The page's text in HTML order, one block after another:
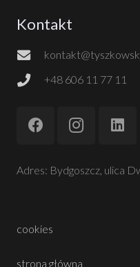
Kontakt
+48 606 11 77 11
Adres: Bydgoszcz, ulica
cookies
strona główna